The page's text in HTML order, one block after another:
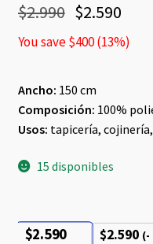
$2.990 $2.590
You save$400(13%)
Ancho: 150 cm
Composición: 100%
Usos: tapicería,
15 disponibles
$2.590 $2.590 (-